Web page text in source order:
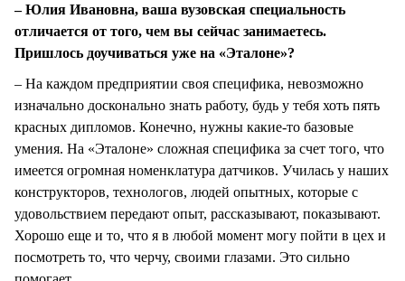
– Юлия Ивановна, ваша вузовская специальность
отличается от того, чем вы сейчас занимаетесь.
Пришлось доучиваться уже на «Эталоне»?
– На каждом предприятии своя специфика, невозможно
изначально досконально знать работу, будь у тебя хоть пять
красных дипломов. Конечно, нужны какие-то базовые
умения. На «Эталоне» сложная специфика за счет того, что
имеется огромная номенклатура датчиков. Училась у наших
конструкторов, технологов, людей опытных, которые с
удовольствием передают опыт, рассказывают, показывают.
Хорошо еще и то, что я в любой момент могу пойти в цех и
посмотреть то, что черчу, своими глазами. Это сильно